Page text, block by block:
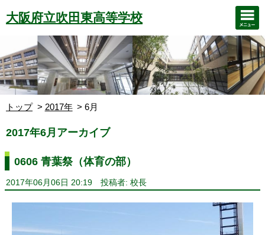
大阪府立吹田東高等学校
トップ 2017年 6月
2017年6月アーカイブ
0606 青葉祭（体育の部）
2017年06月06日 20:19 投稿者: 校長